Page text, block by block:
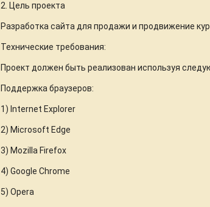
2. Цель проекта
Разработка сайта для продажи и продвижение
Технические требования:
Проект должен быть реализован используя
Поддержка браузеров:
1) Internet Explorer
2) Microsoft Edge
3) Mozilla Firefox
4) Google Chrome
5) Opera